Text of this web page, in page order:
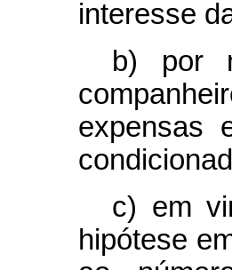
interesse
b) por
expensas
c) em
hipótese